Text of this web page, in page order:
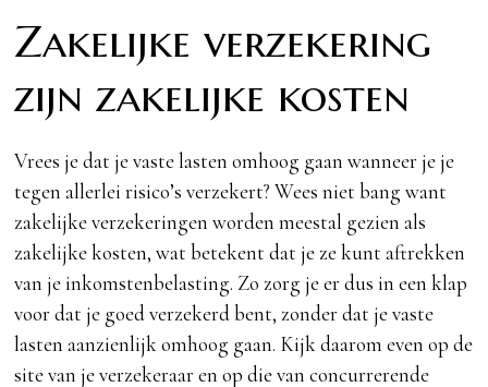
Zakelijke verzekering
zijn zakelijke kosten
Vrees je dat je vaste lasten omhoog gaan wanneer je je
tegen allerlei risico’s verzekert? Wees niet bang want
zakelijke verzekeringen worden meestal gezien als
zakelijke kosten, wat betekent dat je ze kunt aftrekken
van je inkomstenbelasting. Zo zorg je er dus in een klap
voor dat je goed verzekerd bent, zonder dat je vaste
lasten aanzienlijk omhoog gaan. Kijk daarom even op de
site van je verzekeraar en op die van concurrerende